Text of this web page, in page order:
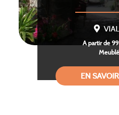
A partir de
EN